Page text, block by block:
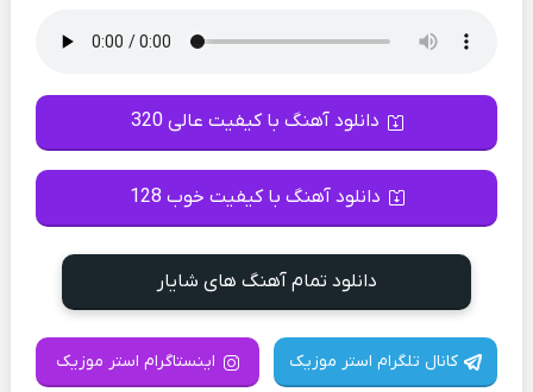
دانلود آهنگ با کیفیت عالی 320
دانلود آهنگ با کیفیت خوب 128
دانلود تمام آهنگ های شایار
کانال تلگرام استر موزیک اینستاگرام استر موزیک